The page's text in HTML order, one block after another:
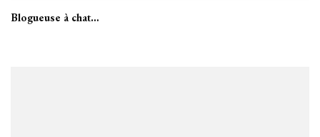
Blogueuse à chat…